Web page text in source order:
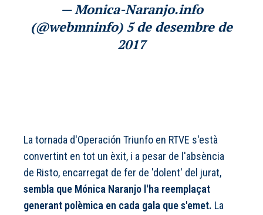
— Monica-Naranjo.info
(@webmninfo) 5 de desembre de
2017
La tornada d'Operación Triunfo en RTVE s'està
convertint en tot un èxit, i a pesar de l'absència
de Risto, encarregat de fer de 'dolent' del jurat,
sembla que Mónica Naranjo l'ha reemplaçat
generant polèmica en cada gala que s'emet. La